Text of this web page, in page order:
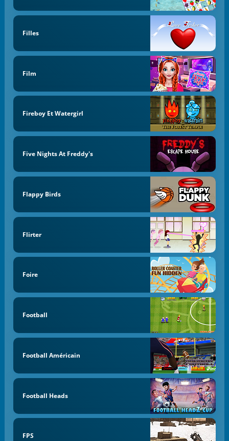
Filles
Film
Fireboy Et Watergirl
Five Nights At Freddy's
Flappy Birds
Flirter
Foire
Football
Football Américain
Football Heads
FPS